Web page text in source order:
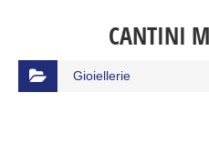
CANTINI
Gioiellerie